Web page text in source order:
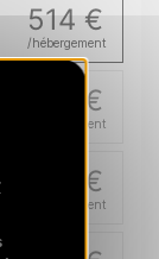
514 €
/hébergement
514 €
/hébergement
514 €
/hébergement